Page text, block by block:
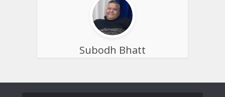
Subodh Bhatt